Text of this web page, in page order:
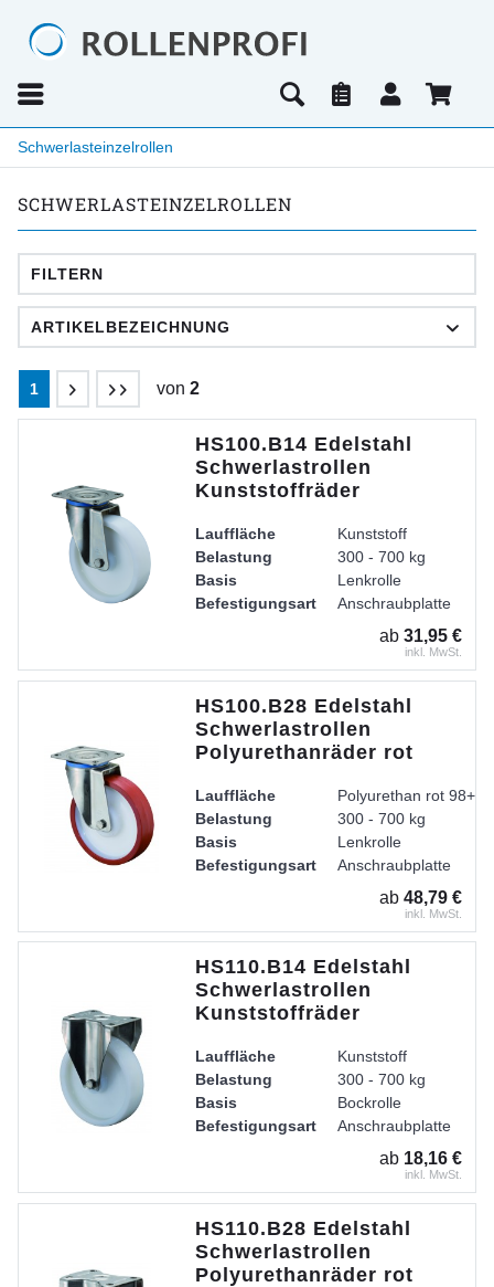
Schwerlasteinzelrollen
SCHWERLASTEINZELROLLEN
FILTERN
1 von 2
HS100.B14 Edelstahl
Schwerlastrollen
Kunststoffräder
Lauffläche
Kunststoff
Belastung
300 - 700 kg
Basis
Lenkrolle
Befestigungsart
Anschraubplatte
Kunststoff
Edelstahl-Rollenlager
Gehäuse
Gabel aus Edelstahl,
ab 31,95 €
inkl. MwSt.
HS100.B28 Edelstahl
Schwerlastrollen
Polyurethanräder rot
Lauffläche
Polyurethan rot 98+ /-
Belastung
300 - 700 kg
Basis
Lenkrolle
Befestigungsart
Anschraubplatte
Kunststoff
Edelstahl-Rollenlager
Gehäuse
Gabel aus Edelstahl,
ab 48,79 €
inkl. MwSt.
HS110.B14 Edelstahl
Schwerlastrollen
Kunststoffräder
Lauffläche
Kunststoff
Belastung
300 - 700 kg
Basis
Bockrolle
Befestigungsart
Anschraubplatte
Kunststoff
Edelstahl-Rollenlager
Gehäuse
Gabel aus Edelstahl,
ab 18,16 €
inkl. MwSt.
HS110.B28 Edelstahl
Schwerlastrollen
Polyurethanräder rot